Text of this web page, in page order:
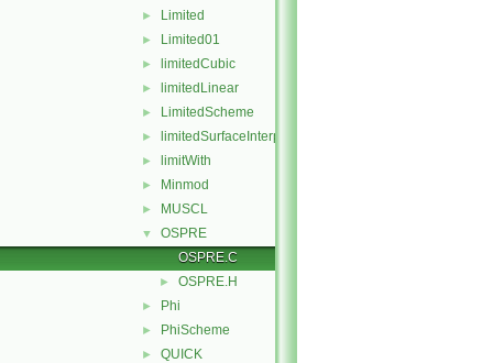
► Limited
► Limited01
► limitedCubic
► limitedLinear
► LimitedScheme
► limitedSurfaceInterpolationScheme
► limitWith
► Minmod
► MUSCL
▼
OSPRE
OSPRE.C
► OSPRE.H
► Phi
► PhiScheme
► QUICK